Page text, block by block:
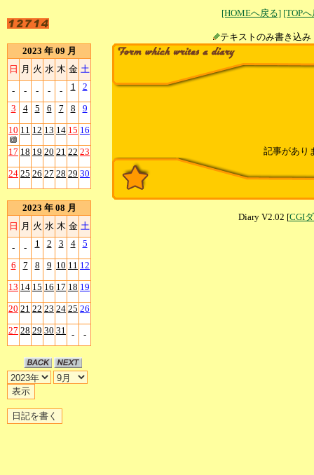
[HOMEへ戻る] [TOP
テキストのみ書
2023 年 09 月
日 月 火 水 木 金 土
- - - - - 1 2
3 4 5 6 7 8 9
10 11 12 13 14 15 16
17 18 19 20 21 22 23
24 25 26 27 28 29 30
2023 年 08 月
日 月 火 水 木 金 土
- - 1 2 3 4 5
6 7 8 9 10 11 12
13 14 15 16 17 18 19
20 21 22 23 24 25 26
27 28 29 30 31 - -
記事があり
Diary V2.02 [CGI